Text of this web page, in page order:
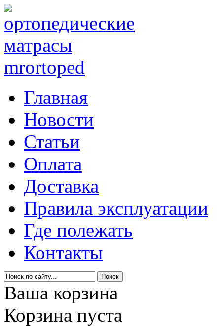
Главная
Новости
Статьи
Оплата
Доставка
Правила эксплуатации
Где полежать
Контакты
Ваша корзина
Корзина пуста